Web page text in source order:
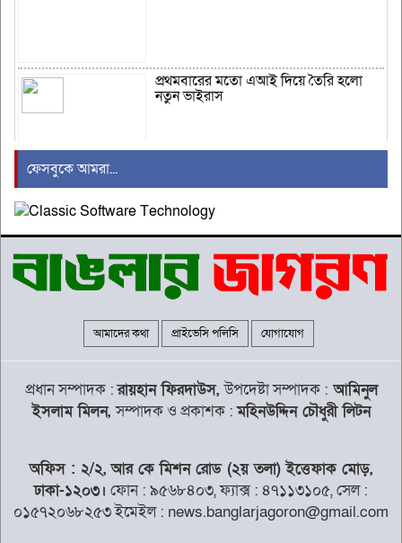
প্রথমবারের মতো এআই দিয়ে তৈরি হলো
নতুন ভাইরাস
খুরশিদ আলমের ৪র্থ মৃত্যুবার্ষিকীতে সমাজ
চিন্তা ফোরামের আলোচনা সভা
হাসপাতালে ভর্তি মিঠুন চক্রবর্তী, হাতে সফল
অস্ত্রোপচার
ডলার জরিমানা
দেশের বাজারে স্বর্ণের দামে বড় পতন
ফেসবুকে আমরা...
আমাদের কথা প্রাইভেসি পলিসি যোগাযোগ
প্রধান সম্পাদক :রায়হান ফিরদাউস,উপদেষ্টা সম্পাদক : আমিনুল
ইসলাম মিলন,সম্পাদক ও প্রকাশক :মহিনউদ্দিন চৌধুরী লিটন
অফিস : ২/২, আর কে মিশন রোড (২য় তলা) ইত্তেফাক মোড়,
ঢাকা-১২০৩। ফোন : ৯৫৬৮৪০৩, ফ্যাক্স : ৪৭১১৩১০৫, সেল :
০১৫৭২০৬৮২৫৩ ইমেইল : news.banglarjagoron@gmail.com